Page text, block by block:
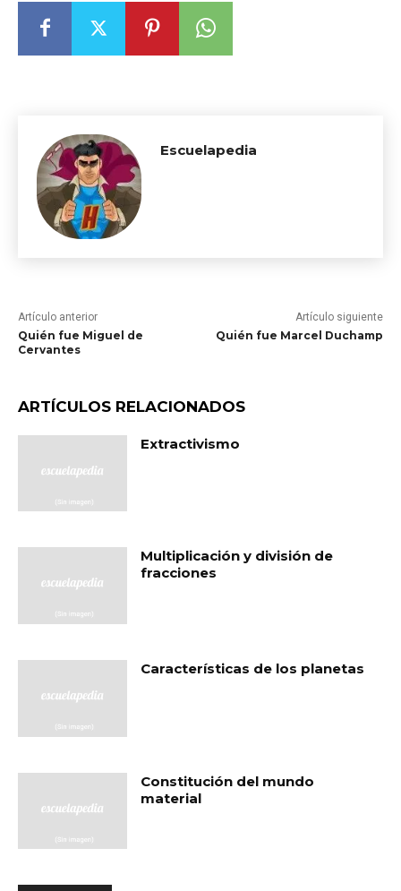
Escuelapedia
Artículo anterior
Quién fue Miguel de
Cervantes
Artículo siguiente
Quién fue Marcel Duchamp
ARTÍCULOS RELACIONADOS
Extractivismo
Multiplicación y división de
fracciones
Características de los planetas
Constitución del mundo
material